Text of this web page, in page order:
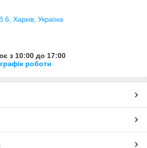
Харків, Україна
з 10:00 до 17:00
роботи